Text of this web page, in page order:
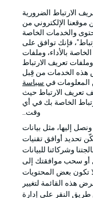
الارتباط الضرورية
موقعنا الإلكتروني من
والخدمات الخاصة
فإنك توافق على
بالأداء، وملفات
تعريف الارتباط
هذه الخدمات من قِبل
المعلومات في سياسة
تعريف الارتباط حيث
الخاصة بك في أي
وقت..
إليها، مثل بيانات
تحديد أوافق تقنيات
وشركائنا للبيانات
أو سحب موافقتك إلى
تكون بعض المحتويات
هذه القائمة لتغيير
النقر على إدارة